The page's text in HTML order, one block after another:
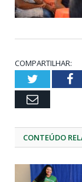
COMPARTILHAR:
Twitter
Email
CONTEÚDO